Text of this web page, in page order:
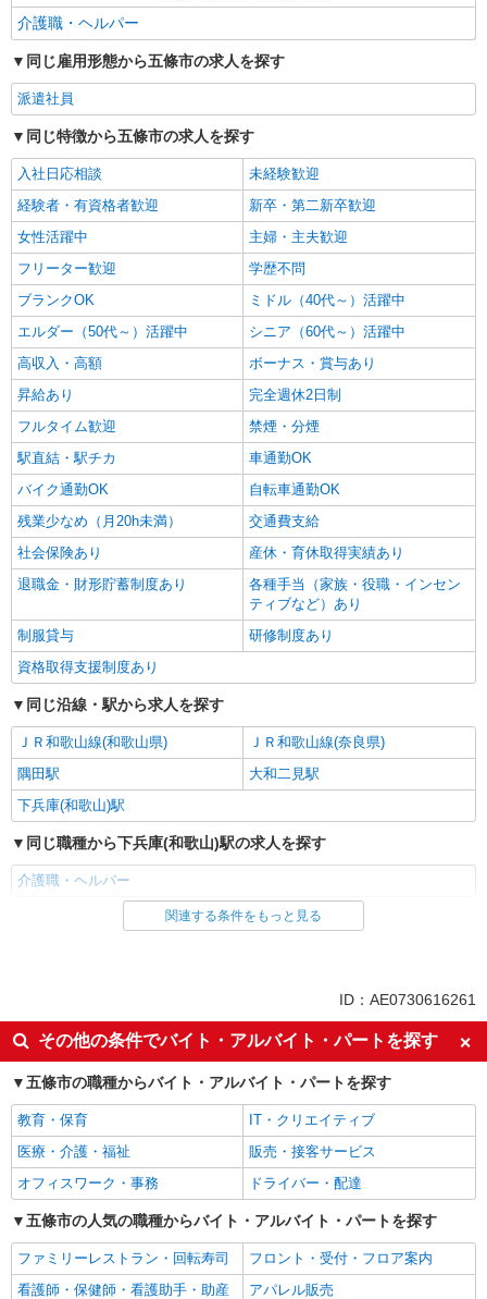
派遣社員
株式会社kotrio /●NR-H-1877847
≪大和二見駅≫高級シニアマンションで見回
時給1500円〜2125円 ＜日払い有/週払い有/交
通費全支給(ガソリン代含む)＞
大和二見駅から徒歩7分◎自転車通勤OK
キープ 詳細を見る
介護職・ヘルパー
同じ雇用形態から五條市の求人を探す
派遣社員
同じ特徴から五條市の求人を探す
入社日応相談
未経験歓迎
経験者・有資格者歓迎
新卒・第二新卒歓迎
女性活躍中
主婦・主夫歓迎
フリーター歓迎
学歴不問
ブランクOK
ミドル（40代～）活躍中
エルダー（50代～）活躍中
シニア（60代～）活躍中
高収入・高額
ボーナス・賞与あり
昇給あり
完全週休2日制
フルタイム歓迎
禁煙・分煙
駅直結・駅チカ
車通勤OK
バイク通勤OK
自転車通勤OK
残業少なめ（月20h未満）
交通費支給
社会保険あり
産休・育休取得実績あり
退職金・財形貯蓄制度あり
各種手当（家族・役職・インセン
ティブなど）あり
制服貸与
研修制度あり
資格取得支援制度あり
同じ沿線・駅から求人を探す
ＪＲ和歌山線(和歌山県)
ＪＲ和歌山線(奈良県)
隅田駅
大和二見駅
下兵庫(和歌山)駅
同じ職種から下兵庫(和歌山)駅の求人を探す
介護職・ヘルパー
同じ雇用形態から下兵庫(和歌山)駅の求人を探す
入社日応相談
未経験歓迎
経験者・有資格者歓迎
新卒・第二新卒歓迎
女性活躍中
主婦・主夫歓迎
フリーター歓迎
学歴不問
ブランクOK
ミドル（40代～）活躍中
エルダー（50代～）活躍中
シニア（60代～）活躍中
高収入・高額
ボーナス・賞与あり
昇給あり
完全週休2日制
フルタイム歓迎
禁煙・分煙
関連する条件をもっと見る
ID：AE0730616261
その他の条件でバイト・アルバイト・パートを探す
五條市の職種からバイト・アルバイト・パートを探す
教育・保育
IT・クリエイティブ
医療・介護・福祉
販売・接客サービス
オフィスワーク・事務
ドライバー・配達
五條市の人気の職種からバイト・アルバイト・パートを探す
ファミリーレストラン・回転寿司
フロント・受付・フロア案内
看護師・保健師・看護助手・助産
アパレル販売